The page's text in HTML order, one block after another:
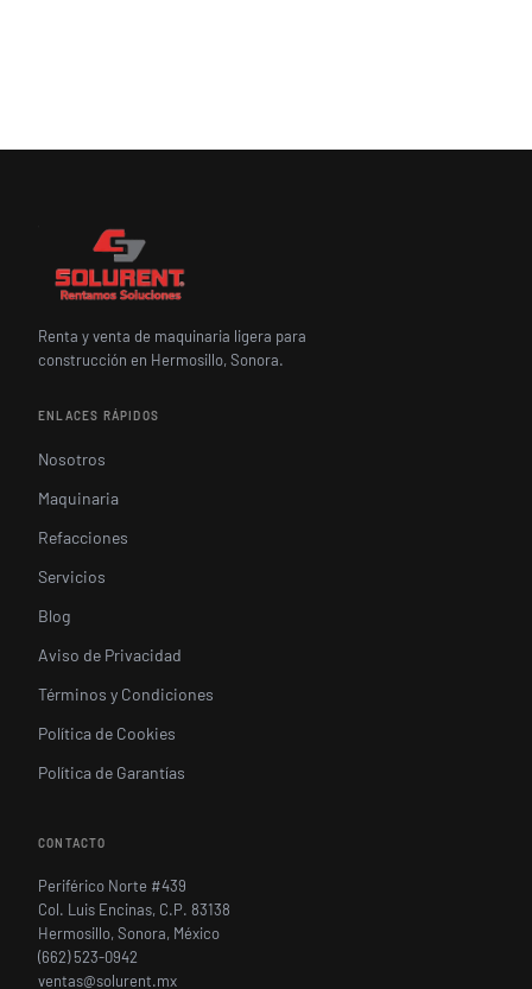
Renta y venta de maquinaria ligera para
construcción en Hermosillo, Sonora.
ENLACES RÁPIDOS
Nosotros
Maquinaria
Refacciones
Servicios
Blog
Aviso de Privacidad
Términos y Condiciones
Política de Cookies
Política de Garantías
CONTACTO
Periférico Norte #439
Col. Luis Encinas, C.P. 83138
Hermosillo, Sonora, México
(662) 523-0942
ventas@solurent.mx